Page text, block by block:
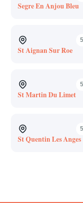
Segre En Anjou Bleu
St Aignan Sur Roe
St Martin Du Limet
St Quentin Les Anges